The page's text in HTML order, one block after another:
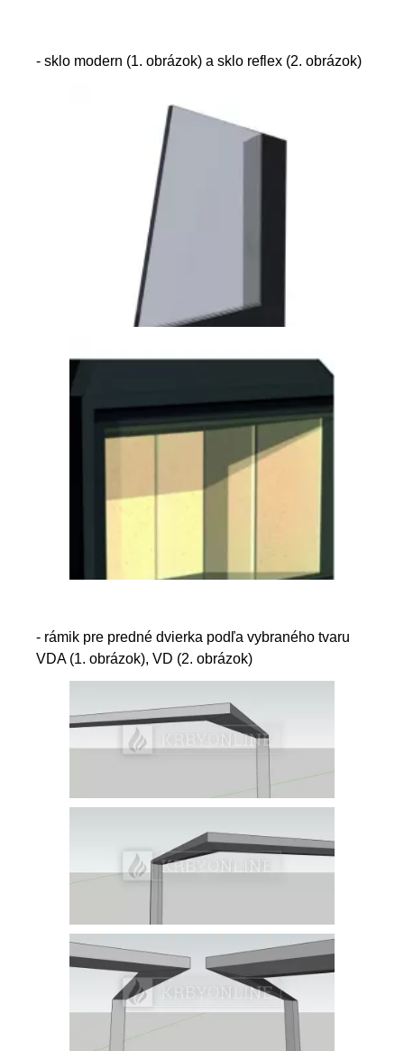
- sklo modern (1. obrázok) a sklo reflex (2. obrázok)
- rámik pre predné dvierka podľa vybraného tvaru
VDA (1. obrázok), VD (2. obrázok)